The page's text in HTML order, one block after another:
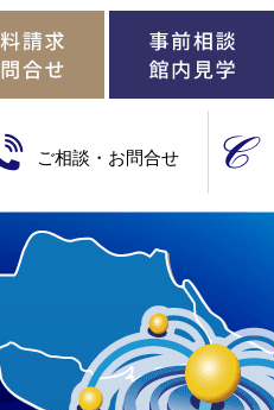
ご相談・お問合せ